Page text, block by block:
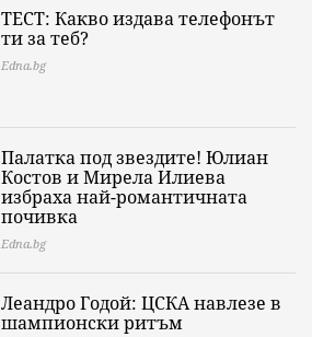
ТЕСТ: Какво издава телефонът
ти за теб?
Edna.bg
Палатка под звездите! Юлиан
Костов и Мирела Илиева
избраха най-романтичната
почивка
Edna.bg
Леандро Годой: ЦСКА навлезе в
шампионски ритъм